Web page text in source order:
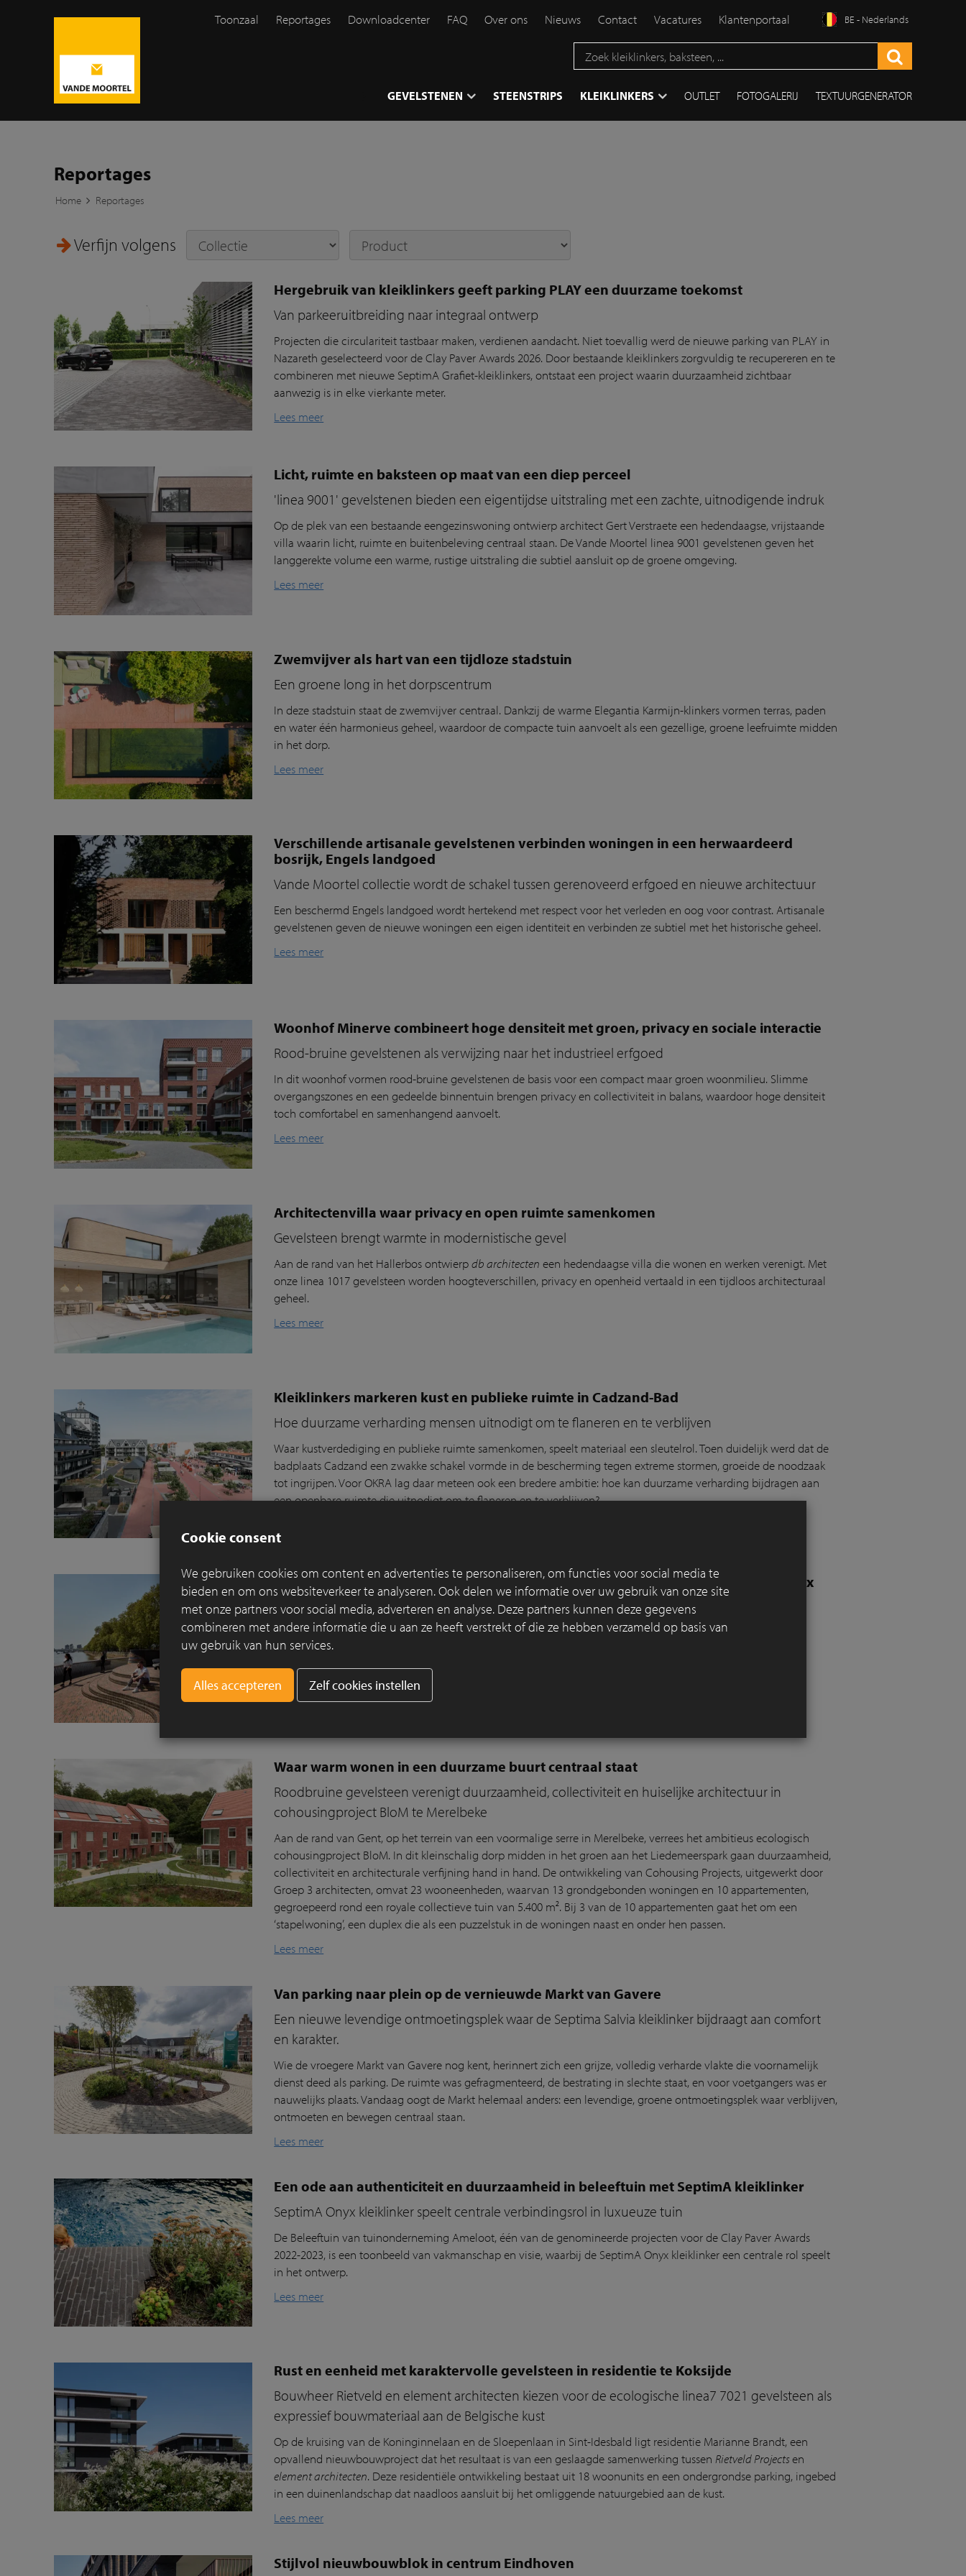
Toonzaal Reportages Downloadcenter FAQ Over ons Nieuws Contact Vacatures Klantenportaal BE - Nederlands
GEVELSTENEN STEENSTRIPS KLEIKLINKERS OUTLET FOTOGALERIJ TEXTUURGENERATOR
Reportages
Home Reportages
Verfijn volgens
Hergebruik van kleiklinkers geeft parking PLAY een duurzame toekomst
Van parkeeruitbreiding naar integraal ontwerp
Projecten die circulariteit tastbaar maken, verdienen aandacht. Niet toevallig werd de nieuwe parking van PLAY in
Nazareth geselecteerd voor de Clay Paver Awards 2026. Door bestaande kleiklinkers zorgvuldig te recupereren en te
combineren met nieuwe SeptimA Grafiet-kleiklinkers, ontstaat een project waarin duurzaamheid zichtbaar
aanwezig is in elke vierkante meter.
Lees meer
Licht, ruimte en baksteen op maat van een diep perceel
'linea 9001' gevelstenen bieden een eigentijdse uitstraling met een zachte, uitnodigende indruk
Op de plek van een bestaande eengezinswoning ontwierp architect Gert Verstraete een hedendaagse, vrijstaande
villa waarin licht, ruimte en buitenbeleving centraal staan. De Vande Moortel linea 9001 gevelstenen geven het
langgerekte volume een warme, rustige uitstraling die subtiel aansluit op de groene omgeving.
Lees meer
Zwemvijver als hart van een tijdloze stadstuin
Een groene long in het dorpscentrum
In deze stadstuin staat de zwemvijver centraal. Dankzij de warme Elegantia Karmijn-klinkers vormen terras, paden
en water één harmonieus geheel, waardoor de compacte tuin aanvoelt als een gezellige, groene leefruimte midden
in het dorp.
Lees meer
Verschillende artisanale gevelstenen verbinden woningen in een herwaardeerd
bosrijk, Engels landgoed
Vande Moortel collectie wordt de schakel tussen gerenoveerd erfgoed en nieuwe architectuur
Een beschermd Engels landgoed wordt hertekend met respect voor het verleden en oog voor contrast.Artisanale
gevelstenen geven de nieuwe woningen een eigen identiteit en verbinden ze subtiel met het historische geheel.
Lees meer
Woonhof Minerve combineert hoge densiteit met groen, privacy en sociale interactie
Rood-bruine gevelstenen als verwijzing naar het industrieel erfgoed
In ditwoonhofvormen rood-bruinegevelstenende basis voor een compact maar groen woonmilieu. Slimme
overgangszones en een gedeelde binnentuin brengen privacy en collectiviteit in balans, waardoor hoge densiteit
toch comfortabel en samenhangend aanvoelt.
Lees meer
Architectenvilla waar privacy en open ruimte samenkomen
Gevelsteen brengt warmte in modernistische gevel
Aan de rand van het Hallerbosontwierpdb architecten een hedendaagse villa die wonen en werken verenigt. Met
onze linea 1017 gevelsteen worden hoogteverschillen, privacy en openheid vertaald in een tijdloos architecturaal
geheel.
Lees meer
Kleiklinkers markeren kust en publieke ruimte in Cadzand-Bad
Hoe duurzame verharding mensen uitnodigt om te flaneren en te verblijven
Waar kustverdediging en publieke ruimte samenkomen, speelt materiaal een sleutelrol. Toen duidelijk werd dat de
badplaats Cadzand een zwakke schakel vormde in de bescherming tegen extreme stormen, groeide de noodzaak
tot ingrijpen. Voor OKRA lag daar meteen ook een bredere ambitie: hoe kan duurzame verharding bijdragen aan
een openbare ruimte die uitnodigt om te flaneren en te verblijven?
Nieuwe waterfront in Londen maakt gebruik van op maat gemaakte kleiklinker-mix
Thames Tideway bij Chelsea Quay: Infrastructuur als landschap
Gillespies laat zienhoe de ThamesTidewayTunnelbijChelsea Quay eenstedelijklandschapwordt
doormiddel
deinfrastructuurwordtomgevormd
reportagemetonze DecimA-kl
Waar warm wonen in een duurzame buurt centraal staat
Roodbruine gevelsteen verenigt duurzaamheid, collectiviteit en huiselijke architectuur in
cohousingproject BloM te Merelbeke
Aan de rand van Gent, op het terrein van een voormalige serre in Merelbeke, verrees het ambitieus ecologisch
cohousingproject BloM. In dit kleinschalig dorp midden in het groen aan het Liedemeerspark gaan duurzaamheid,
collectiviteit en architecturale verfijning hand in hand. De ontwikkeling van Cohousing Projects, uitgewerkt door
Groep 3 architecten, omvat 23 wooneenheden, waarvan 13 grondgebonden woningen en 10 appartementen,
gegroepeerd rond een royale collectieve tuin van 5.400 m². Bij 3 van de 10 appartementen gaat het om een
‘stapelwoning’, een duplex die als een puzzelstuk in de woningen naast en onder hen passen.
Lees meer
Van parking naar plein op de vernieuwde Markt van Gavere
Een nieuwe levendige ontmoetingsplek waar de Septima Salvia kleiklinker bijdraagt aan comfort
en karakter.
Wie de vroegere Markt van Gavere nog kent, herinnert zich een grijze, volledig verharde vlakte die voornamelijk
dienst deed als parking. De ruimte was gefragmenteerd, de bestrating in slechte staat, en voor voetgangers was er
nauwelijks plaats. Vandaag oogt de Markt helemaal anders: een levendige, groene ontmoetingsplek waar verblijven,
ontmoeten en bewegen centraal staan.
Lees meer
Een ode aan authenticiteit en duurzaamheid in beleeftuin met SeptimA kleiklinker
SeptimA Onyx kleiklinker speelt centrale verbindingsrol in luxueuze tuin
De Beleeftuin van tuinonderneming Ameloot, één van de genomineerde projecten voor de Clay Paver Awards
2022-2023, is een toonbeeld van vakmanschap en visie, waarbij de SeptimA Onyx kleiklinker een centrale rol speelt
in het ontwerp.
Lees meer
Rust en eenheid met karaktervolle gevelsteen in residentie te Koksijde
Bouwheer Rietveld en element architecten kiezen voor de ecologische linea7 7021 gevelsteen als
expressief bouwmateriaal aan de Belgische kust
Op de kruising van de Koninginnelaan en de Sloepenlaan in Sint-Idesbald ligt residentie Marianne Brandt, een
opvallend nieuwbouwproject dat het resultaat is van een geslaagde samenwerking tussenRietveld Projectsen
element architecten. Deze residentiële ontwikkeling bestaat uit 18 woonunits en een ondergrondse parking, ingebed
in een duinenlandschap dat naadloos aansluit bij het omliggende natuurgebied aan de kust.
Lees meer
Stijlvol nieuwbouwblok in centrum Eindhoven
Cookie consent
We gebruiken cookies om content en advertenties te personaliseren, om functies voor social media te
bieden en om ons websiteverkeer te analyseren. Ook delen we informatie over uw gebruik van onze site
met onze partners voor social media, adverteren en analyse. Deze partners kunnen deze gegevens
combineren met andere informatie die u aan ze heeft verstrekt of die ze hebben verzameld op basis van
uw gebruik van hun services.
Zelf cookies instellen